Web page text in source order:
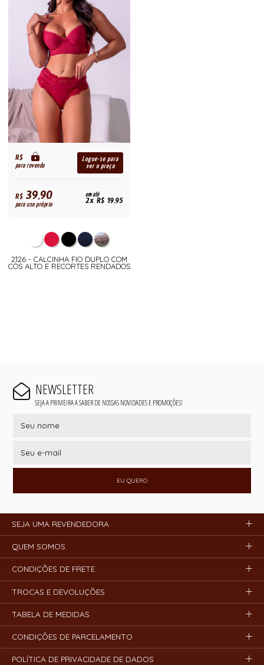
R$
para revenda
Logue-se para
ver o preço
R$39,90
para uso próprio
em até
2x R$ 19,95
2126 - CALCINHA FIO DUPLO COM
CÓS ALTO E RECORTES RENDADOS
NEWSLETTER
SEJA A PRIMEIRA A SABER DE NOSSAS NOVIDADES E PROMOÇÕES!
EU QUERO
SEJA UMA REVENDEDORA
QUEM SOMOS
CONDIÇÕES DE FRETE
TROCAS E DEVOLUÇÕES
TABELA DE MEDIDAS
CONDIÇÕES DE PARCELAMENTO
POLÍTICA DE PRIVACIDADE DE DADOS